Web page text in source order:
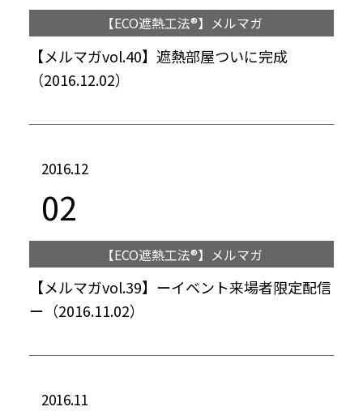
【ECO遮熱工法®】メルマガ
【メルマガvol.40】遮熱部屋ついに完成
（2016.12.02）
2016.12
02
【ECO遮熱工法®】メルマガ
【メルマガvol.39】ーイベント来場者限定配信
ー（2016.11.02）
2016.11